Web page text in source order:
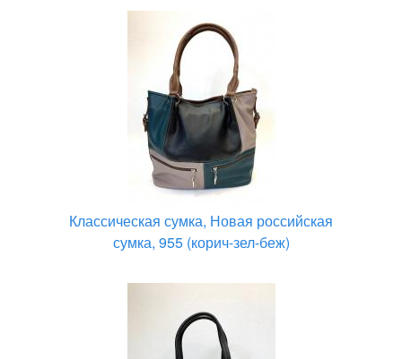
Классическая сумка, Новая российская
сумка, 955 (корич-зел-беж)